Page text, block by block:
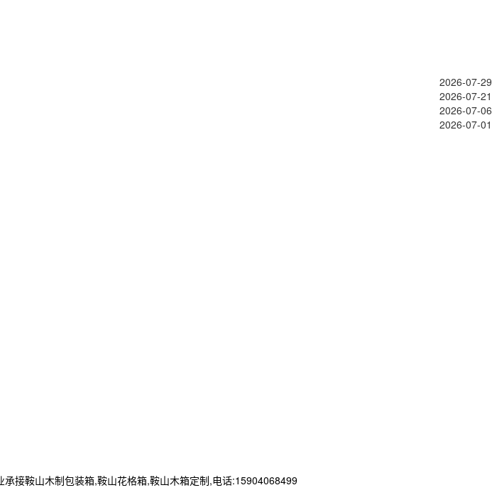
2026-07-29
2026-07-21
2026-07-06
2026-07-01
接鞍山木制包装箱,鞍山花格箱,鞍山木箱定制,电话:15904068499